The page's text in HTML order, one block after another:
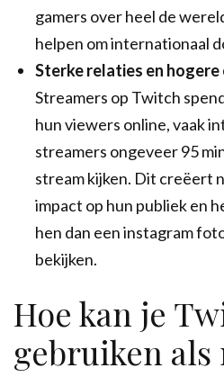
gamers over heel de
helpen om internationaal
Sterke relaties en
Streamers op Twitch
hun viewers online, vaak
streamers ongeveer 95
stream kijken. Dit creëert
impact op hun publiek en
hen dan een instagram
bekijken.
Hoe kan je
gebruiken als